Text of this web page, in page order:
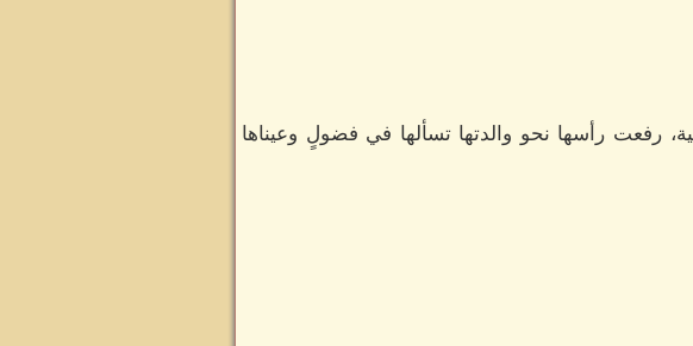
رفعت رأسها نحو والدتها تسألها في فضولٍ وعيناها